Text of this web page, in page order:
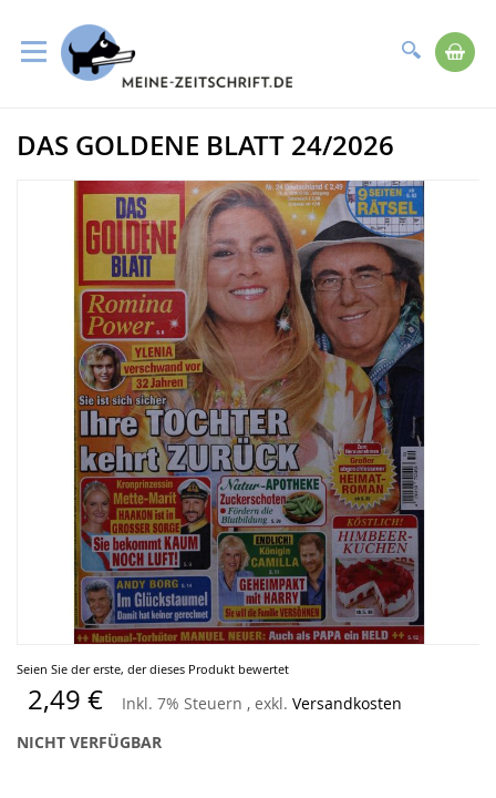
Suche
zum
Inhalt
Seien Sie der erste, der dieses Produkt bewertet
2,49 € Inkl. 7% Steuern , exkl. Versandkosten
NICHT VERFÜGBAR
Zum
DAS GOLDENE BLATT 24/2026
Zum
Anfang
der
Bildergalerie
springen